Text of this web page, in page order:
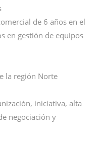
de 6 años en el
en gestión de equipos
la región Norte
iniciativa, alta
negociación y